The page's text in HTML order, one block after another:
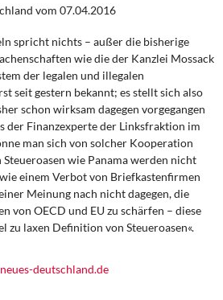
und Finanzpolitik
und Daseinsvorsorge
vom 07.04.2016
spricht nichts – außer die bisherige
wie die der Kanzlei Mossack
der legalen und illegalen
seit gestern bekannt; es stellt sich also
schon wirksam dagegen vorgegangen
der Finanzexperte der Linksfraktion im
man sich von solcher Kooperation
wie Panama werden nicht
einem Verbot von Briefkastenfirmen
Meinung nach nicht dagegen, die
von OECD und EU zu schärfen – diese
zu laxen Definition von Steueroasen«.
deutschland.de